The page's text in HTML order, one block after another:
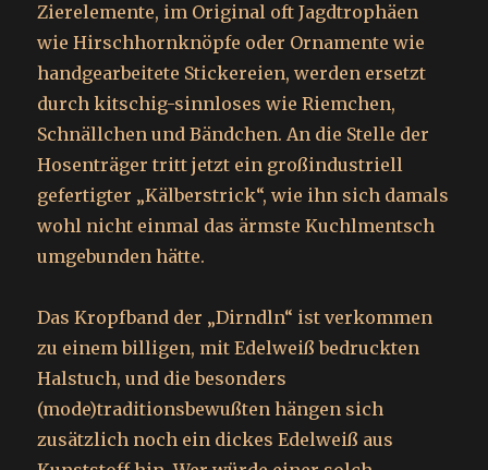
Zierelemente, im Original oft Jagdtrophäen
wie Hirschhornknöpfe oder Ornamente wie
handgearbeitete Stickereien, werden ersetzt
durch kitschig-sinnloses wie Riemchen,
Schnällchen und Bändchen. An die Stelle der
Hosenträger tritt jetzt ein großindustriell
gefertigter „Kälberstrick“, wie ihn sich damals
wohl nicht einmal das ärmste Kuchlmentsch
umgebunden hätte.
Das Kropfband der „Dirndln“ ist verkommen
zu einem billigen, mit Edelweiß bedruckten
Halstuch, und die besonders
(mode)traditionsbewußten hängen sich
zusätzlich noch ein dickes Edelweiß aus